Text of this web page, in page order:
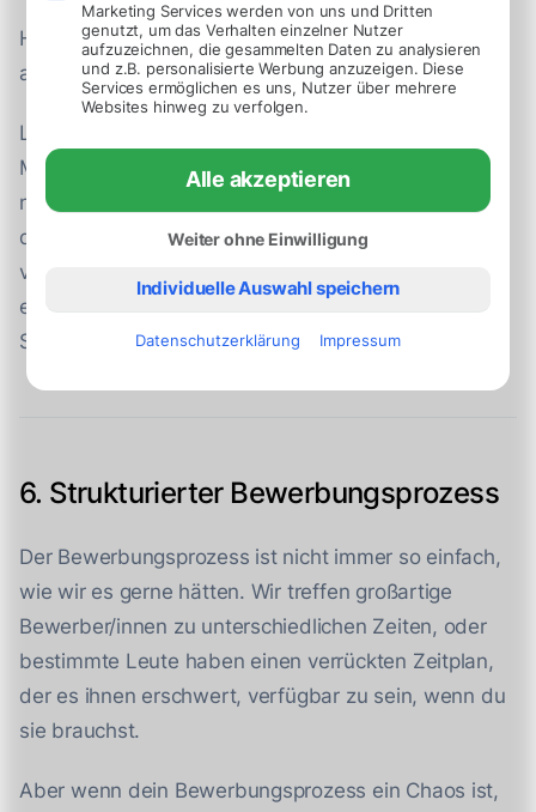
Hirely deckt bereits einen Großteil dieser Features
ab.
Lass dich nicht von den vielen technischen
Möglichkeiten überwältigen, die es gibt. Wenn du
noch kein Bewerber-Verwaltungs-Tool hast, solltest
du damit beginnen. Wenn du dich mit dem System
vertraut gemacht hast und deine Bedürfnisse
erkennst, kannst du dich darauf konzentrieren, dein
System zu erweitern.
6. Strukturierter Bewerbungsprozess
Der Bewerbungsprozess ist nicht immer so einfach,
wie wir es gerne hätten. Wir treffen großartige
Bewerber/innen zu unterschiedlichen Zeiten, oder
bestimmte Leute haben einen verrückten Zeitplan,
der es ihnen erschwert, verfügbar zu sein, wenn du
sie brauchst.
Aber wenn dein Bewerbungsprozess ein Chaos ist,
Marketing Services werden von uns und Dritten
genutzt, um das Verhalten einzelner Nutzer
aufzuzeichnen, die gesammelten Daten zu analysieren
und z.B. personalisierte Werbung anzuzeigen. Diese
Services ermöglichen es uns, Nutzer über mehrere
Websites hinweg zu verfolgen.
Alle akzeptieren
Weiter ohne Einwilligung
Individuelle Auswahl speichern
Datenschutzerklärung Impressum